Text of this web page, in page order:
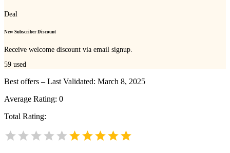
Deal
New Subscriber Discount
Receive welcome discount via email signup.
59 used
Best offers – Last Validated: March 8, 2025
Average Rating: 0
Total Rating: